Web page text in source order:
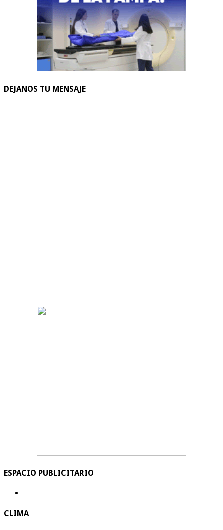
DEJANOS TU MENSAJE
ESPACIO PUBLICITARIO
CLIMA